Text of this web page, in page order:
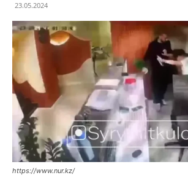
23.05.2024
https://www.nur.kz/